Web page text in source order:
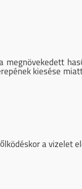
megnövekedett
kiesése
a vizelet